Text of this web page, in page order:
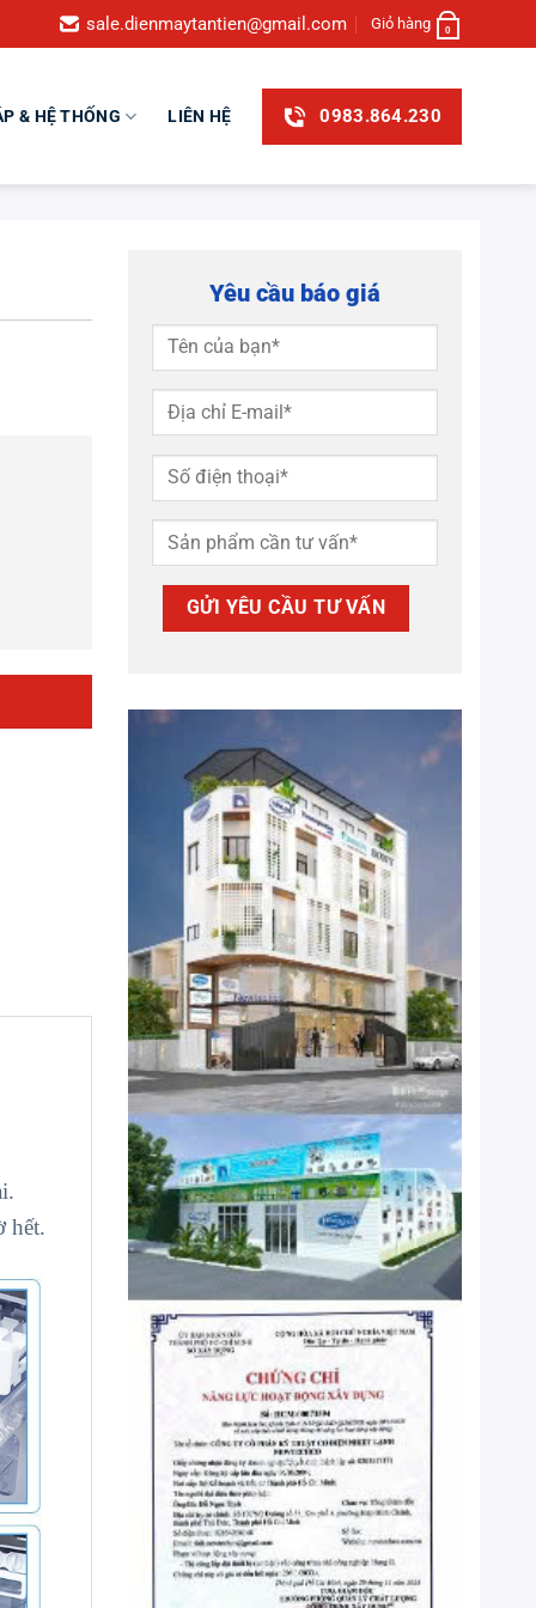
sale.dienmaytantien@gmail.com Giỏ hàng 0
& HỆ THỐNG LIÊN HỆ 0983.864.230
hết.
Yêu cầu báo giá